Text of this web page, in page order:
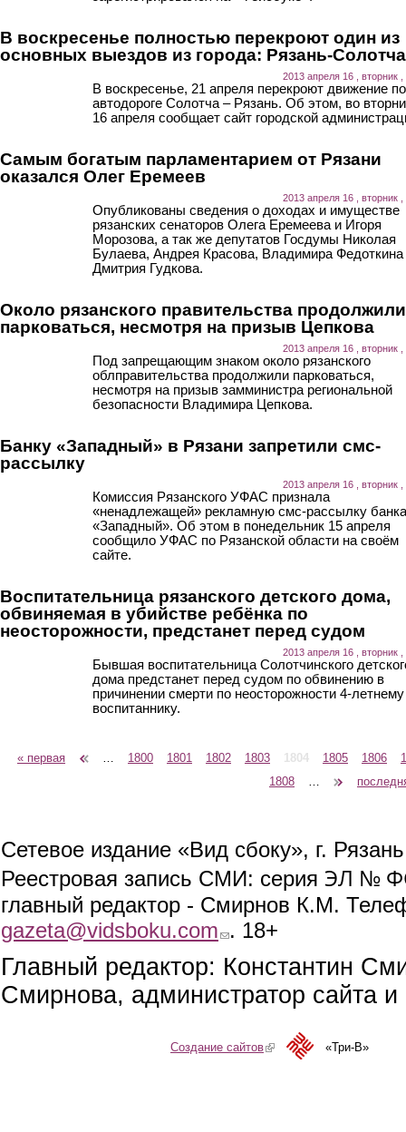
В воскресенье полностью перекроют один из
основных выездов из города: Рязань-Солотча
2013 апреля 16 , вторник ,
В воскресенье, 21 апреля перекроют движение по
автодороге Солотча – Рязань. Об этом, во
16 апреля сообщает сайт городской
Самым богатым парламентарием от Рязани
оказался Олег Еремеев
2013 апреля 16 , вторник ,
Опубликованы сведения о доходах и имуществе
рязанских сенаторов Олега Еремеева и Игоря
Морозова, а так же депутатов Госдумы Николая
Булаева, Андрея Красова, Владимира Федоткина
Дмитрия Гудкова.
Около рязанского правительства продолжили
парковаться, несмотря на призыв Цепкова
2013 апреля 16 , вторник ,
Под запрещающим знаком около рязанского
облправительства продолжили парковаться,
несмотря на призыв замминистра региональной
безопасности Владимира Цепкова.
Банку «Западный» в Рязани запретили смс-
рассылку
2013 апреля 16 , вторник ,
Комиссия Рязанского УФАС признала
«ненадлежащей» рекламную смс-рассылку банка
«Западный». Об этом в понедельник 15 апреля
сообщило УФАС по Рязанской области на своём
сайте.
Воспитательница рязанского детского дома,
обвиняемая в убийстве ребёнка по
неосторожности, предстанет перед судом
2013 апреля 16 , вторник ,
Бывшая воспитательница Солотчинского
дома предстанет перед судом по обвинению в
причинении смерти по неосторожности 4-летнему
воспитаннику.
Страницы
« первая 1800 1801 1802 1803 1804 1805 1806
1808
Сетевое издание «Вид сбоку», г.
Реестровая запись СМИ: серия ЭЛ №
главный редактор - Смирнов К.М.
gazeta@vidsboku.com (link sends e-mail)
. 18+
Главный редактор: Константин
Смирнова, администратор сайта
Создание сайтов(link is external)«Три-В»